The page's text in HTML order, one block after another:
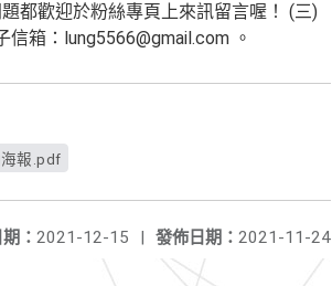
都歡迎於粉絲專頁上來訊留言喔！ (三)
箱：lung5566@gmail.com 。
報.pdf
發佈日期： 2021-11-24
： 2021-12-15 |